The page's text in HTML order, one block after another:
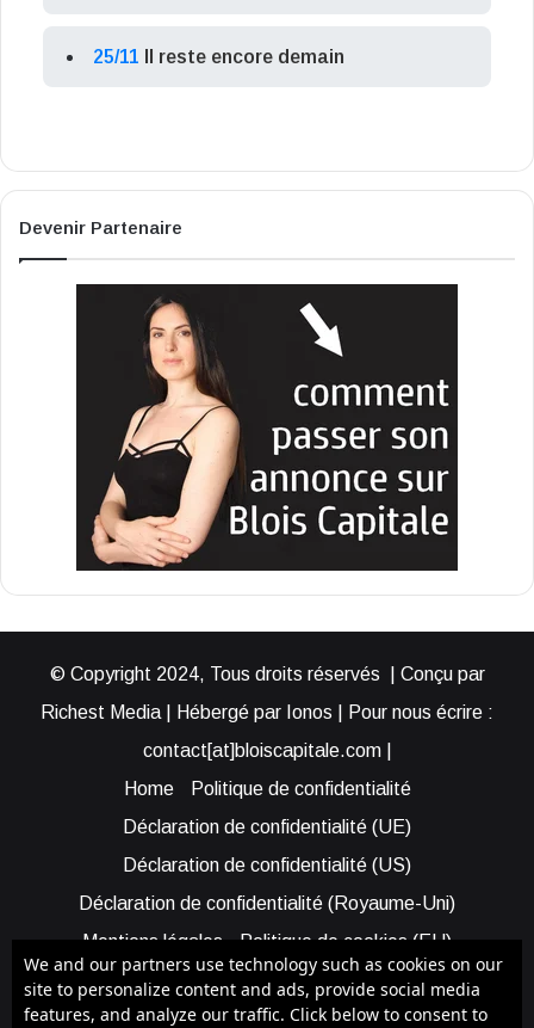
25/11 Il reste encore demain
Devenir Partenaire
© Copyright 2024, Tous droits réservés | Conçu par
Richest Media | Hébergé par Ionos | Pour nous écrire :
contact[at]bloiscapitale.com |
Home
Politique de confidentialité
Déclaration de confidentialité (UE)
Déclaration de confidentialité (US)
Déclaration de confidentialité (Royaume-Uni)
Mentions légales
Politique de cookies (EU)
Cookie Policy (AUS)
Cookie Policy (US)
Qui sommes-nous ?
Participer à Blois Capitale
We and our partners use technology such as cookies on our
site to personalize content and ads, provide social media
features, and analyze our traffic. Click below to consent to